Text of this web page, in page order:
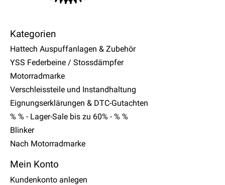
Kategorien
Hattech Auspuffanlagen & Zubehör
YSS Federbeine / Stossdämpfer
Motorradmarke
Verschleissteile und Instandhaltung
Eignungserklärungen & DTC-Gutachten
% % - Lager-Sale bis zu 60% - % %
Blinker
Nach Motorradmarke
Mein Konto
Kundenkonto anlegen